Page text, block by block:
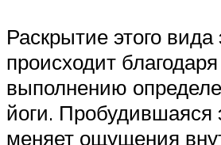
Раскрытие этого вида
происходит
выполнению
йоги. Пробудившаяся
меняет ощущения